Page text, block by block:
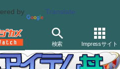
by Translate
検索 Impressサイト
レンズ その他